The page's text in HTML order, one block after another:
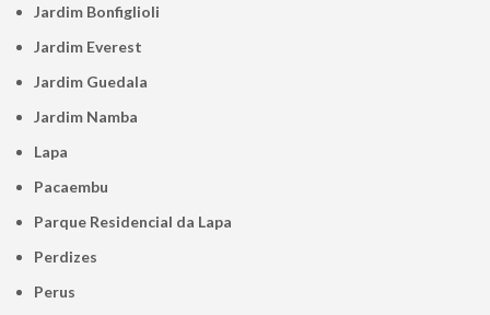
Jardim Bonfiglioli
Jardim Everest
Jardim Guedala
Jardim Namba
Lapa
Pacaembu
Parque Residencial da Lapa
Perdizes
Perus